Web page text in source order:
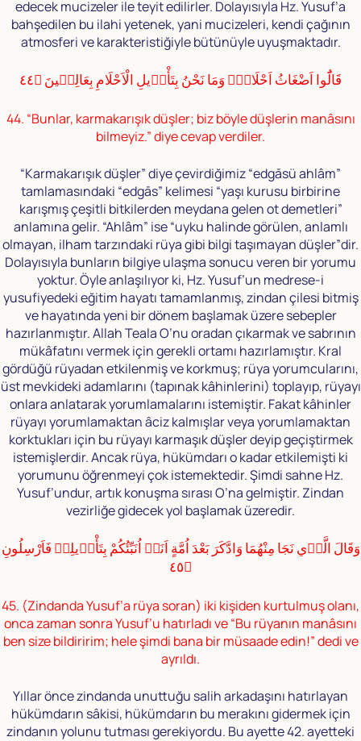
edecek mucizeler ile teyit edilirler. Dolayısıyla Hz. Yusuf’a
bahşedilen bu ilahi yetenek, yani mucizeleri, kendi çağının
atmosferi ve karakteristiğiyle bütünüyle uyuşmaktadır.
قَالُٓوا اَضْغَاثُ اَحْلَامٍۚ وَمَا نَحْنُ بِتَأْوٖيلِ الْاَحْلَامِ بِعَالِمٖينَ ﴿٤٤
44. “Bunlar, karmakarışık düşler; biz böyle düşlerin manâsını
bilmeyiz.” diye cevap verdiler.
“Karmakarışık düşler” diye çevirdiğimiz “edgāsü ahlâm”
tamlamasındaki “edgās” kelimesi “yaşı kurusu birbirine
karışmış çeşitli bitkilerden meydana gelen ot demetleri”
anlamına gelir. “Ahlâm” ise “uyku halinde görülen, anlamlı
olmayan, ilham tarzındaki rüya gibi bilgi taşımayan düşler”dir.
Dolayısıyla bunların bilgiye ulaşma sonucu veren bir yorumu
yoktur. Öyle anlaşılıyor ki, Hz. Yusuf’un medrese-i
yusufiyedeki eğitim hayatı tamamlanmış, zindan çilesi bitmiş
ve hayatında yeni bir dönem başlamak üzere sebepler
hazırlanmıştır. Allah Teala O’nu oradan çıkarmak ve sabrının
mükâfatını vermek için gerekli ortamı hazırlamıştır. Kral
gördüğü rüyadan etkilenmiş ve korkmuş; rüya yorumcularını,
üst mevkideki adamlarını (tapınak kâhinlerini) toplayıp, rüyayı
onlara anlatarak yorumlamalarını istemiştir. Fakat kâhinler
rüyayı yorumlamaktan âciz kalmışlar veya yorumlamaktan
korktukları için bu rüyayı karmaşık düşler deyip geçiştirmek
istemişlerdir. Ancak rüya, hükümdarı o kadar etkilemişti ki
yorumunu öğrenmeyi çok istemektedir. Şimdi sahne Hz.
Yusuf’undur, artık konuşma sırası O’na gelmiştir. Zindan
vezirliğe gidecek yol başlamak üzeredir.
وَقَالَ الَّذٖي نَجَا مِنْهُمَا وَادَّكَرَ بَعْدَ اُمَّةٍ اَنَا۬ اُنَبِّئُكُمْ بِتَأْوٖيلِهٖ فَاَرْسِلُونِ
﴿٤٥
45. (Zindanda Yusuf’a rüya soran) iki kişiden kurtulmuş olanı,
onca zaman sonra Yusuf’u hatırladı ve “Bu rüyanın manâsını
ben size bildiririm; hele şimdi bana bir müsaade edin!” dedi ve
ayrıldı.
Yıllar önce zindanda unuttuğu salih arkadaşını hatırlayan
hükümdarın sâkisi, hükümdarın bu merakını gidermek için
zindanın yolunu tutması gerekiyordu. Bu ayette 42. ayetteki